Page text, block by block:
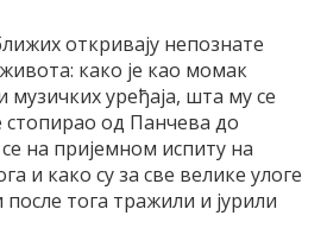
откривају непознате
како је као момак
уређаја, шта му се
стопирао од Панчева до
на пријемном испиту на
и како су за све велике улоге
тога тражили и јурили